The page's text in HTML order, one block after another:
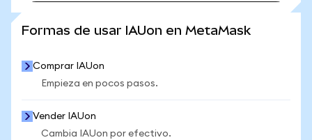
Formas de usar IAUon en MetaMask
Comprar IAUon
Empieza en pocos pasos.
Vender IAUon
Cambia IAUon por efectivo.